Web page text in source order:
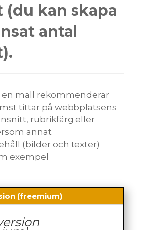
(du kan skapa
antal
en mall rekommenderar
tittar på webbplatsens
rubrikfärg eller
annat
(bilder och texter)
exempel
(freemium)